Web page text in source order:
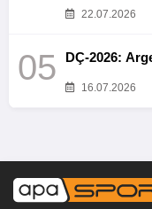
22.07.2026
05 DÇ-2026:
16.07.2026